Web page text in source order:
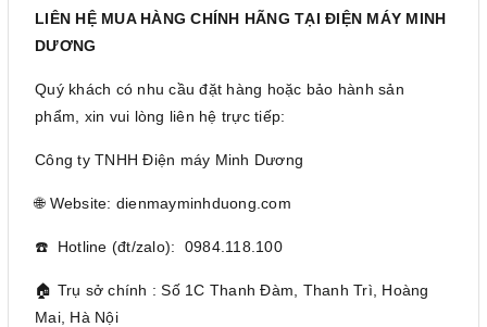
LIÊN HỆ MUA HÀNG CHÍNH HÃNG TẠI ĐIỆN MÁY MINH
DƯƠNG
Quý khách có nhu cầu đặt hàng hoặc bảo hành sản
phẩm, xin vui lòng liên hệ trực tiếp:
Công ty TNHH Điện máy Minh Dương
🌐 Website: dienmayminhduong.com
☎️ Hotline (đt/zalo): 0984.118.100
🏠 Trụ sở chính : Số 1C Thanh Đàm, Thanh Trì, Hoàng
Mai, Hà Nội